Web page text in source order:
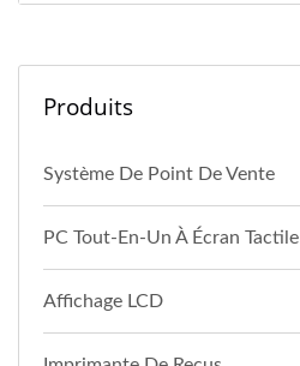
Produits
Système De Point De Vente
PC Tout-En-Un À Écran Tactile
Affichage LCD